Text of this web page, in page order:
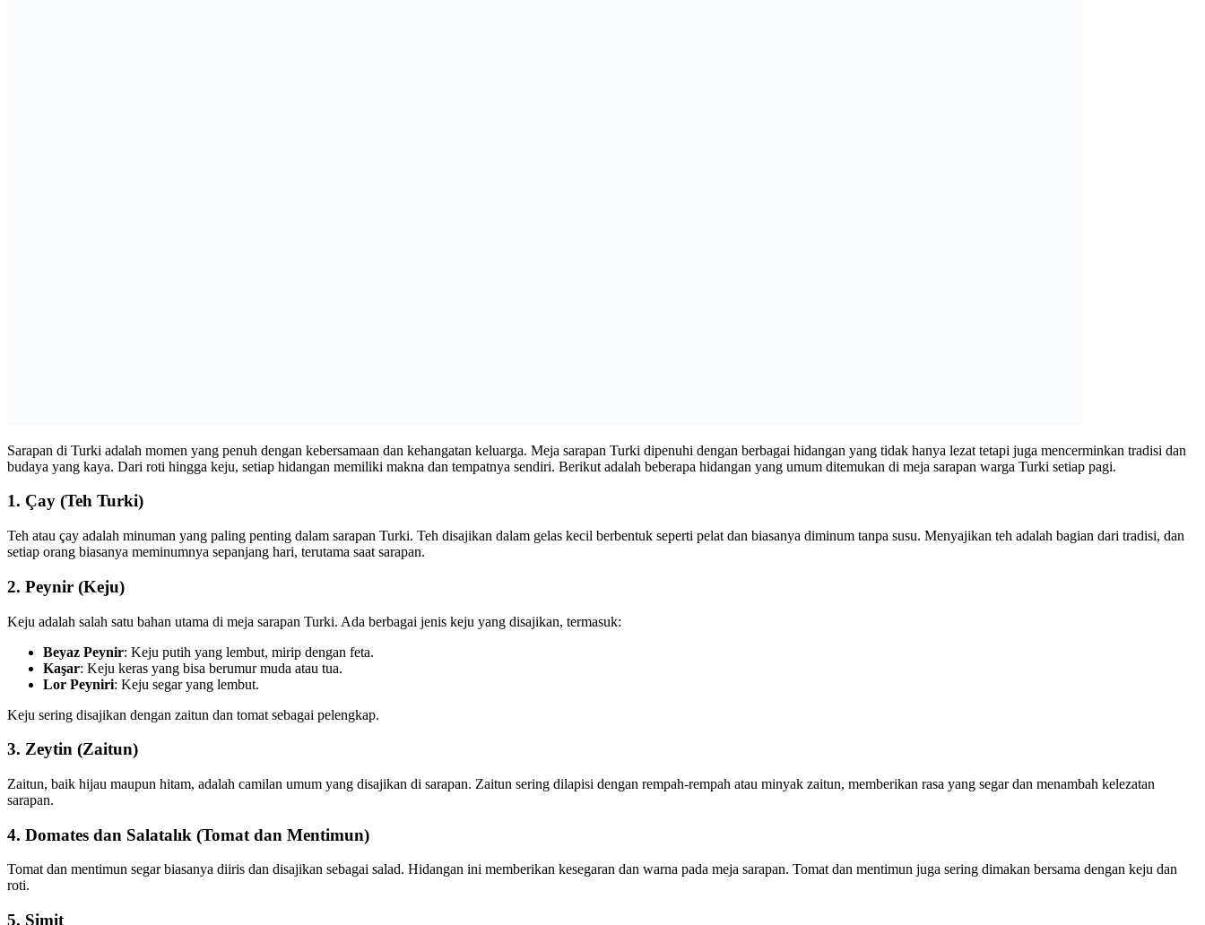
Sarapan di Turki adalah momen yang penuh dengan kebersamaan dan kehangatan keluarga. Meja sarapan Turki dipenuhi dengan berbagai hidangan yang tidak hanya lezat tetapi juga mencerminkan tradisi dan
budaya yang kaya. Dari roti hingga keju, setiap hidangan memiliki makna dan tempatnya sendiri. Berikut adalah beberapa hidangan yang umum ditemukan di meja sarapan warga Turki setiap pagi.
1. Çay (Teh Turki)
Teh atau çay adalah minuman yang paling penting dalam sarapan Turki. Teh disajikan dalam gelas kecil berbentuk seperti pelat dan biasanya diminum tanpa susu. Menyajikan teh adalah bagian dari tradisi, dan
setiap orang biasanya meminumnya sepanjang hari, terutama saat sarapan.
2. Peynir (Keju)
Keju adalah salah satu bahan utama di meja sarapan Turki. Ada berbagai jenis keju yang disajikan, termasuk:
Beyaz Peynir: Keju putih yang lembut, mirip dengan feta.
Kaşar: Keju keras yang bisa berumur muda atau tua.
Lor Peyniri: Keju segar yang lembut.
Keju sering disajikan dengan zaitun dan tomat sebagai pelengkap.
3. Zeytin (Zaitun)
Zaitun, baik hijau maupun hitam, adalah camilan umum yang disajikan di sarapan. Zaitun sering dilapisi dengan rempah-rempah atau minyak zaitun, memberikan rasa yang segar dan menambah kelezatan
sarapan.
4. Domates dan Salatalık (Tomat dan Mentimun)
Tomat dan mentimun segar biasanya diiris dan disajikan sebagai salad. Hidangan ini memberikan kesegaran dan warna pada meja sarapan. Tomat dan mentimun juga sering dimakan bersama dengan keju dan
roti.
5. Simit